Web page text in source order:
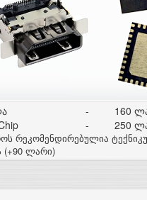
-
160
- 250
რეკომენდირებულია
(+90 ლარი)